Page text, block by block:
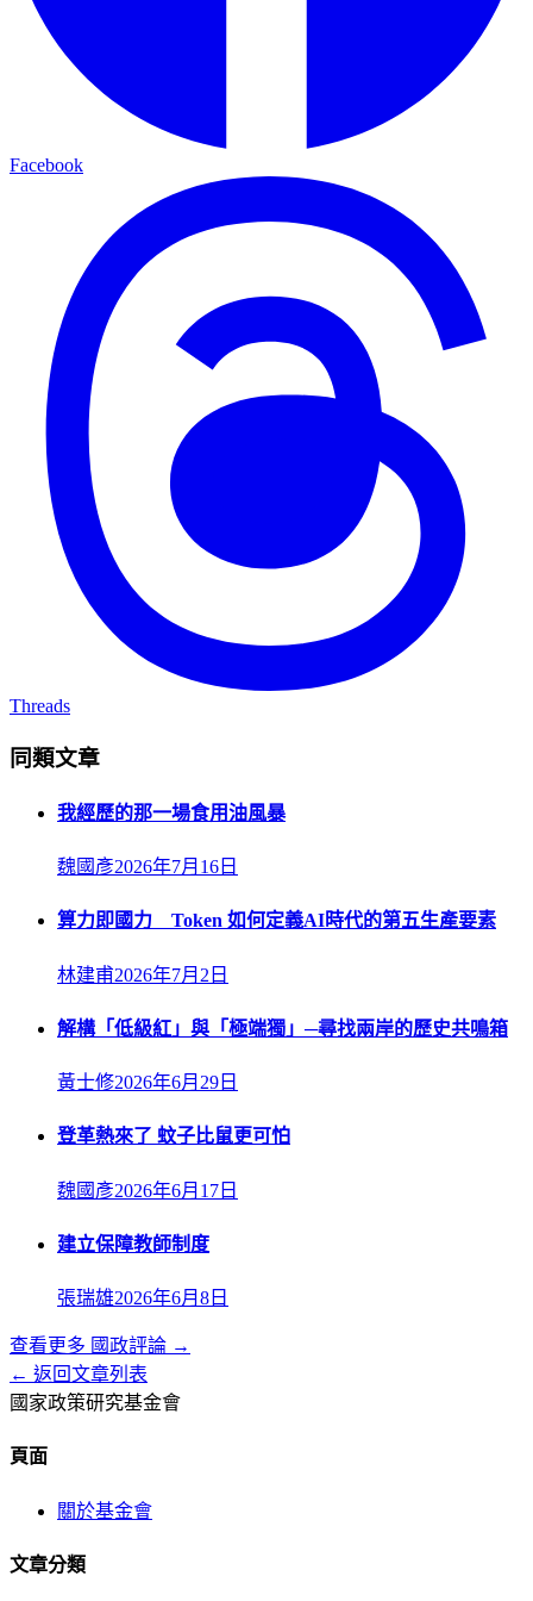
Facebook
Threads
同類文章
我經歷的那一場食用油風暴
魏國彥2026年7月16日
算力即國力 Token 如何定義AI時代的第五生產要素
林建甫2026年7月2日
解構「低級紅」與「極端獨」─尋找兩岸的歷史共鳴箱
黃士修2026年6月29日
登革熱來了 蚊子比鼠更可怕
魏國彥2026年6月17日
建立保障教師制度
張瑞雄2026年6月8日
查看更多 國政評論 →
← 返回文章列表
國家政策研究基金會
頁面
關於基金會
文章分類